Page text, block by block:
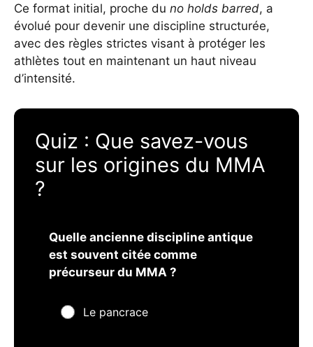
Ce format initial, proche du no holds barred, a
évolué pour devenir une discipline structurée,
avec des règles strictes visant à protéger les
athlètes tout en maintenant un haut niveau
d’intensité.
Quiz : Que savez-vous
sur les origines du MMA
?
Quelle ancienne discipline antique
est souvent citée comme
précurseur du MMA ?
Le pancrace